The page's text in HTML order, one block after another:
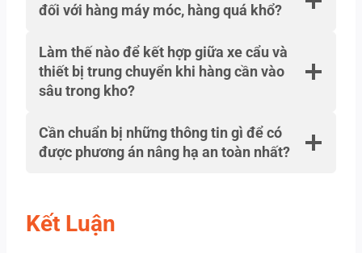
đối với hàng máy móc, hàng quá khổ?
Làm thế nào để kết hợp giữa xe cẩu và
thiết bị trung chuyển khi hàng cần vào
sâu trong kho?
Cần chuẩn bị những thông tin gì để có
được phương án nâng hạ an toàn nhất?
Kết Luận